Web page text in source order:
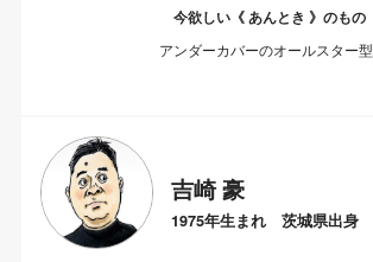
今欲しい《 あんとき 》のもの
アンダーカバーのオールスター型
吉崎 豪
1975年生まれ 茨城県出身